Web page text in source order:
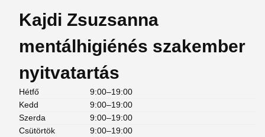
Kajdi Zsuzsanna
mentálhigiénés szakember
nyitvatartás
Hétfő
9:00–19:00
Kedd
9:00–19:00
Szerda
9:00–19:00
Csütörtök
9:00–19:00